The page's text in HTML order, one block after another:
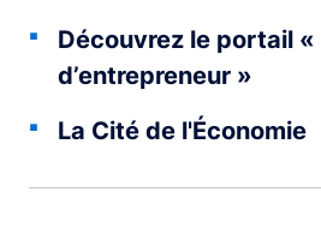
Découvrez le portail
d’entrepreneur »
La Cité de l'Économie